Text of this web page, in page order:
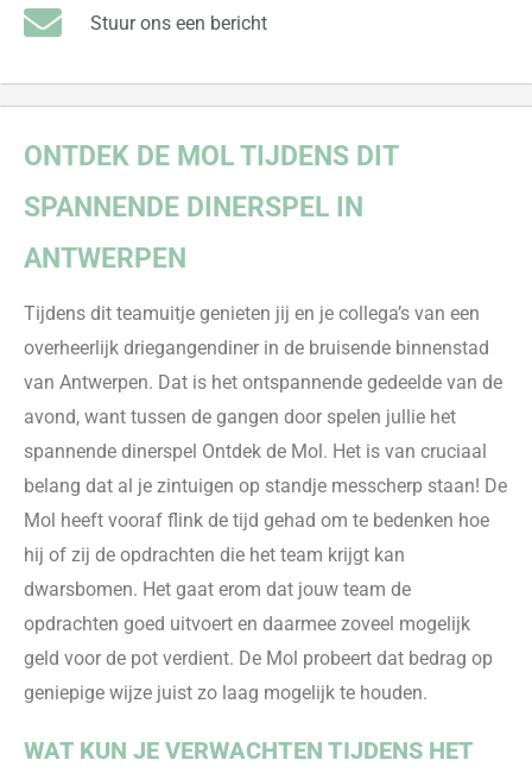
Stuur ons een bericht
ONTDEK DE MOL TIJDENS DIT
SPANNENDE DINERSPEL IN
ANTWERPEN
Tijdens dit teamuitje genieten jij en je collega’s van een
overheerlijk driegangendiner in de bruisende binnenstad
van Antwerpen. Dat is het ontspannende gedeelde van de
avond, want tussen de gangen door spelen jullie het
spannende dinerspel Ontdek de Mol. Het is van cruciaal
belang dat al je zintuigen op standje messcherp staan! De
Mol heeft vooraf flink de tijd gehad om te bedenken hoe
hij of zij de opdrachten die het team krijgt kan
dwarsbomen. Het gaat erom dat jouw team de
opdrachten goed uitvoert en daarmee zoveel mogelijk
geld voor de pot verdient. De Mol probeert dat bedrag op
geniepige wijze juist zo laag mogelijk te houden.
WAT KUN JE VERWACHTEN TIJDENS HET